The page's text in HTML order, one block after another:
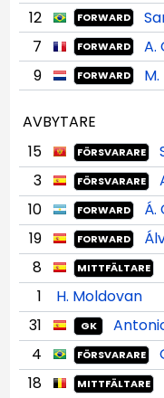
12
FORWARD
7
FORWARD A.
9 FORWARD
AVBYTARE
15
FÖRSVARARE
3 FÖRSVARARE
10 FORWARD Á.
19 FORWARD
8 MITTFÄLTARE
1
H. Moldovan
31
GK
4
FÖRSVARARE
18
MITTFÄLTARE